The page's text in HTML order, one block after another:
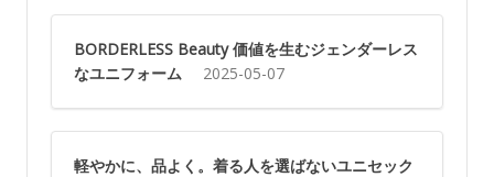
BORDERLESS Beauty 価値を生むジェンダーレス
なユニフォーム
2025-05-07
軽やかに、品よく。着る人を選ばないユニセック